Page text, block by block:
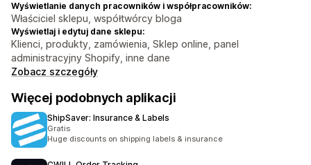
Wyświetlanie danych pracowników i współpracowników:
Właściciel sklepu, współtwórcy bloga
Wyświetlaj i edytuj dane sklepu:
Klienci, produkty, zamówienia, Sklep online, panel
administracyjny Shopify, inne dane
Zobacz szczegóły
Więcej podobnych aplikacji
ShipSaver: Insurance & Labels
Gratis
Huge discounts on shipping labels & insurance